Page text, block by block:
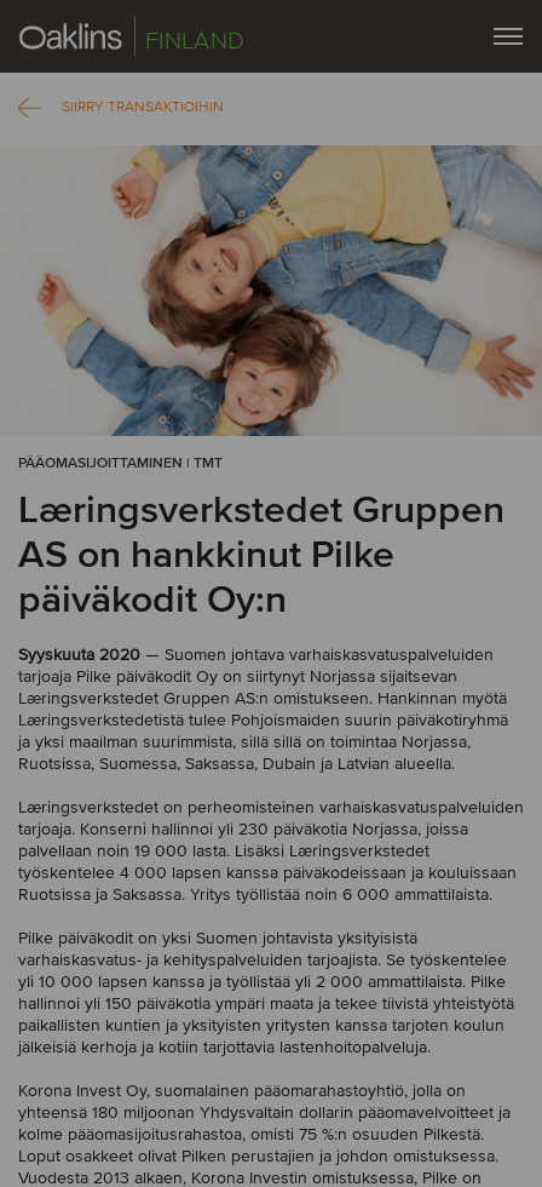
FINLAND
SIIRRY TRANSAKTIOIHIN
PÄÄOMASIJOITTAMINEN | TMT
Læringsverkstedet Gruppen
AS on hankkinut Pilke
päiväkodit Oy:n
Syyskuuta 2020 — Suomen johtava varhaiskasvatuspalveluiden
tarjoaja Pilke päiväkodit Oy on siirtynyt Norjassa sijaitsevan
Læringsverkstedet Gruppen AS:n omistukseen. Hankinnan myötä
Læringsverkstedetistä tulee Pohjoismaiden suurin päiväkotiryhmä
ja yksi maailman suurimmista, sillä sillä on toimintaa Norjassa,
Ruotsissa, Suomessa, Saksassa, Dubain ja Latvian alueella.
Læringsverkstedet on perheomisteinen varhaiskasvatuspalveluiden
tarjoaja. Konserni hallinnoi yli 230 päiväkotia Norjassa, joissa
palvellaan noin 19 000 lasta. Lisäksi Læringsverkstedet
työskentelee 4 000 lapsen kanssa päiväkodeissaan ja kouluissaan
Ruotsissa ja Saksassa. Yritys työllistää noin 6 000 ammattilaista.
Pilke päiväkodit on yksi Suomen johtavista yksityisistä
varhaiskasvatus- ja kehityspalveluiden tarjoajista. Se työskentelee
yli 10 000 lapsen kanssa ja työllistää yli 2 000 ammattilaista. Pilke
hallinnoi yli 150 päiväkotia ympäri maata ja tekee tiivistä yhteistyötä
paikallisten kuntien ja yksityisten yritysten kanssa tarjoten koulun
jälkeisiä kerhoja ja kotiin tarjottavia lastenhoitopalveluja.
Korona Invest Oy, suomalainen pääomarahastoyhtiö, jolla on
yhteensä 180 miljoonan Yhdysvaltain dollarin pääomavelvoitteet ja
kolme pääomasijoitusrahastoa, omisti 75 %:n osuuden Pilkestä.
Loput osakkeet olivat Pilken perustajien ja johdon omistuksessa.
Vuodesta 2013 alkaen, Korona Investin omistuksessa, Pilke on